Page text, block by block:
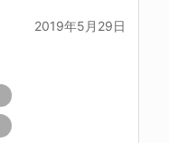
2019年5月29日